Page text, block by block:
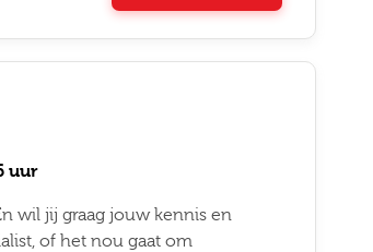
uur
wil jij graag jouw kennis en
of het nou gaat om